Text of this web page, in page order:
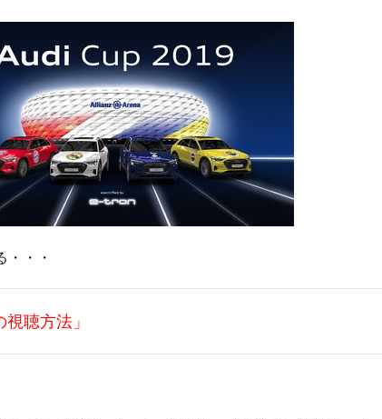
・・
聴方法」